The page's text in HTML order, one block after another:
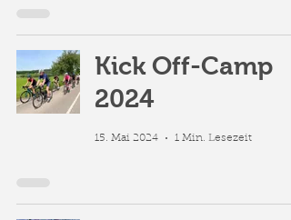
Kick Off-Camp
2024
15. Mai 2024 1 Min. Lesezeit